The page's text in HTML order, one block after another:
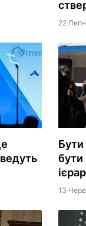
22
Бути
бути
13